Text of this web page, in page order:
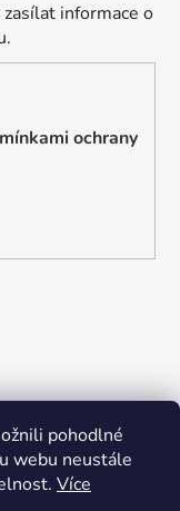
pohodlné
webu neustále
Více
informace o
ochrany